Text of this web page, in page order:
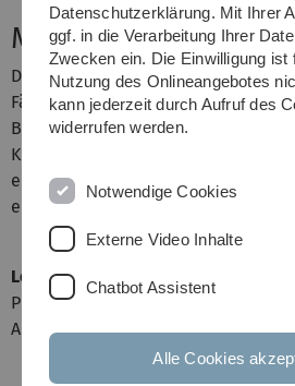
Modul DAS-
Die Studierenden erweitern im
Fähigkeit, ein Thema aus der
Business Analytics unter Beachtung
Kriterien selbständig zu erarbeiten
eigene Lösungsansätze zu
erstellt der Studierende eine
Leitung DAS-Business Analytics
Prof. Dr. Mischa Seiter,
Analytics
Datenschutzerklärung. Mit Ihrer
ggf. in die Verarbeitung Ihrer
Zwecken ein. Die Einwilligung ist
Nutzung des Onlineangebotes
kann jederzeit durch Aufruf des
widerrufen werden.
Notwendige Cookies
Externe Video Inhalte
Chatbot Assistent
Alle Cookies